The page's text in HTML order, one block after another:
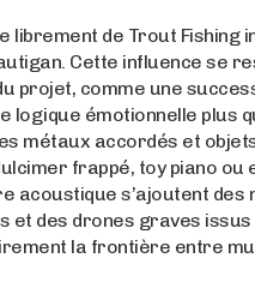
librement de Trout Fishing
Cette influence se
projet, comme une
logique émotionnelle plus
métaux accordés et
frappé, toy piano ou
acoustique s’ajoutent des
et des drones graves
la frontière entre